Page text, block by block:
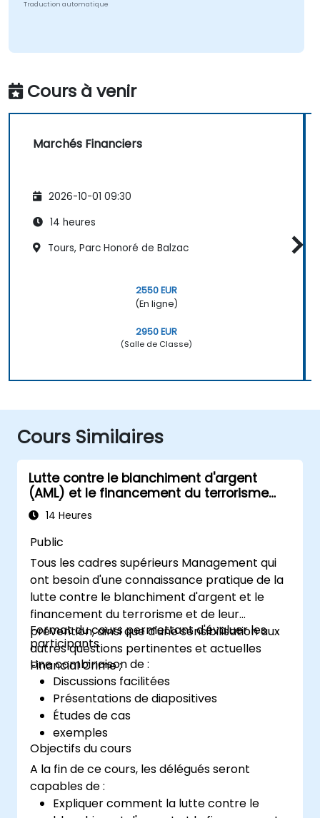
Traduction automatique
Cours à venir
Marchés Financiers
2026-10-01 09:30
14 heures
Tours, Parc Honoré de Balzac
2550 EUR
(En ligne)
2950 EUR
(Salle de Classe)
Cours Similaires
Lutte contre le blanchiment d'argent
(AML) et le financement du terrorisme
(CTF)14 Heures
Public
Tous les cadres supérieurs Management qui
ont besoin d'une connaissance pratique de la
lutte contre le blanchiment d'argent et le
financement du terrorisme et de leur
prévention, ainsi que d'une sensibilisation aux
autres questions pertinentes et actuelles
Financial Crime ;
Format du cours permettant d'évaluer les
participants
Une combinaison de :
Discussions facilitées
Présentations de diapositives
Études de cas
exemples
Objectifs du cours
A la fin de ce cours, les délégués seront
capables de :
Expliquer comment la lutte contre le